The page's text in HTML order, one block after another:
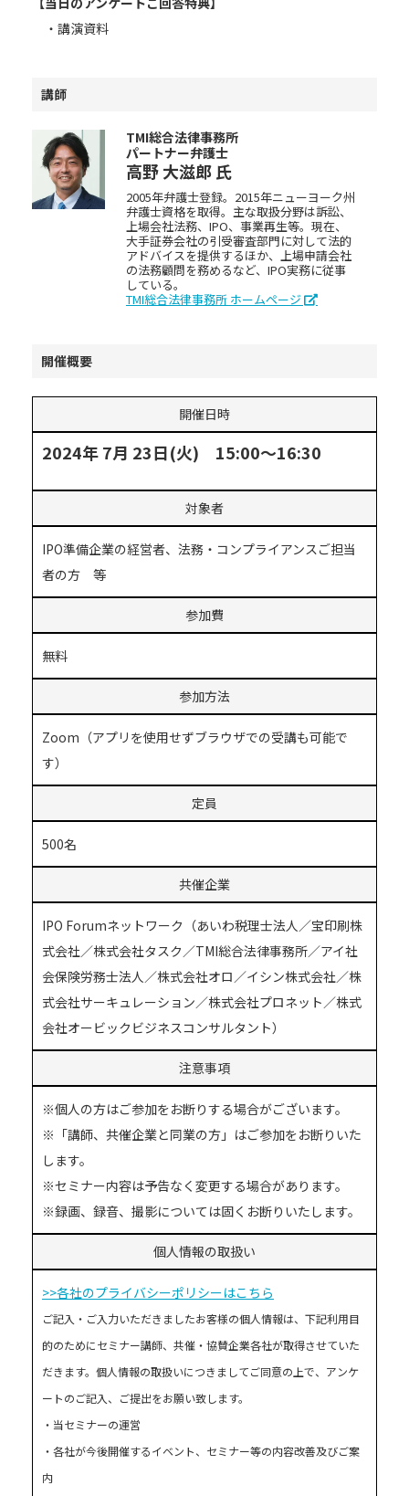
・講演資料
講師
TMI総合法律事務所
パートナー弁護士
高野 大滋郎 氏
2005年弁護士登録。2015年ニューヨーク州
弁護士資格を取得。主な取扱分野は訴訟、
上場会社法務、IPO、事業再生等。現在、
大手証券会社の引受審査部門に対して法的
アドバイスを提供するほか、上場申請会社
の法務顧問を務めるなど、IPO実務に従事
している。
TMI総合法律事務所 ホームページ
開催概要
開催日時
2024年 7月 23日(火) 15:00～16:30
対象者
IPO準備企業の経営者、法務・コンプライアンスご担当
者の方 等
参加費
無料
参加方法
Zoom（アプリを使用せずブラウザでの受講も可能で
す）
定員
500名
共催企業
IPO Forumネットワーク（あいわ税理士法人／宝印刷株
式会社／株式会社タスク／TMI総合法律事務所／アイ社
会保険労務士法人／株式会社オロ／イシン株式会社／株
式会社サーキュレーション／株式会社プロネット／株式
会社オービックビジネスコンサルタント）
注意事項
※個人の方はご参加をお断りする場合がございます。
※「講師、共催企業と同業の方」はご参加をお断りいた
します。
※セミナー内容は予告なく変更する場合があります。
※録画、録音、撮影については固くお断りいたします。
個人情報の取扱い
>>各社のプライバシーポリシーはこちら
ご記入・ご入力いただきましたお客様の個人情報は、下記利用目
的のためにセミナー講師、共催・協賛企業各社が取得させていた
だきます。個人情報の取扱いにつきましてご同意の上で、アンケ
ートのご記入、ご提出をお願い致します。
・当セミナーの運営
・各社が今後開催するイベント、セミナー等の内容改善及びご案
内